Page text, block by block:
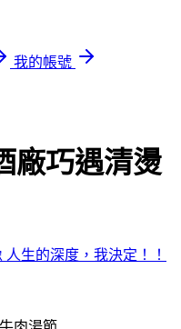
我的帳號
廠巧遇清燙
人生的深度，我決定！！